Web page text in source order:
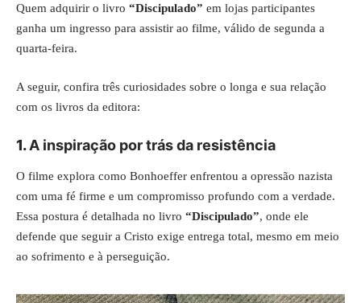
Quem adquirir o livro “Discipulado” em lojas participantes
ganha um ingresso para assistir ao filme, válido de segunda a
quarta-feira.
A seguir, confira três curiosidades sobre o longa e sua relação
com os livros da editora:
1.A inspiração por trás da resistência
O filme explora como Bonhoeffer enfrentou a opressão nazista
com uma fé firme e um compromisso profundo com a verdade.
Essa postura é detalhada no livro “Discipulado”, onde ele
defende que seguir a Cristo exige entrega total, mesmo em meio
ao sofrimento e à perseguição.